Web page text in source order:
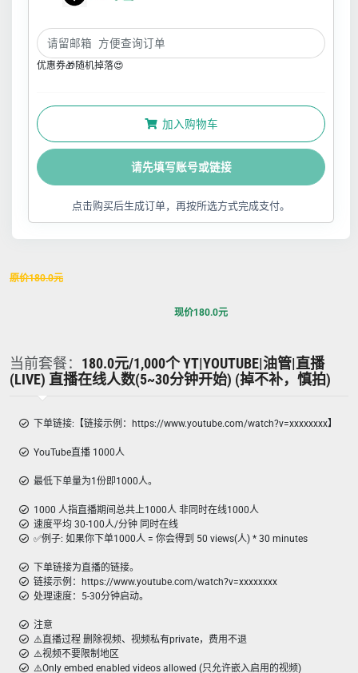
优惠券🎁随机掉落😍
加入购物车
请先填写账号或链接
点击购买后生成订单，再按所选方式完成支付。
原价180.0元
现价180.0元
当前套餐： 180.0元/1,000个 YT|YOUTUBE|油管|直播
(LIVE) 直播在线人数(5~30分钟开始) (掉不补，慎拍)
下单链接:【链接示例：https://www.youtube.com/watch?v=xxxxxxxx】
YouTube直播 1000人
最低下单量为1份即1000人。
1000 人指直播期间总共上1000人 非同时在线1000人
速度平均 30-100人/分钟 同时在线
✅例子: 如果你下单1000人 = 你会得到 50 views(人) * 30 minutes
下单链接为直播的链接。
链接示例：https://www.youtube.com/watch?v=xxxxxxxx
处理速度：5-30分钟启动。
注意
⚠️直播过程 删除视频、视频私有private，费用不退
⚠️视频不要限制地区
⚠️Only embed enabled videos allowed (只允许嵌入启用的视频)